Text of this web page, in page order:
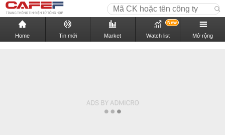
Home Tin mới Market Watch list
New
Mở rộng